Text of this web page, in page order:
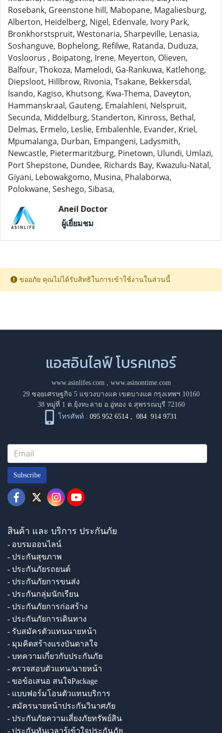
Rosebank, Greenstone hill, Mabopane, Magaliesburg,
Alberton, Heidelberg, Nigel, Edenvale, Ivory Park,
Bronkhorstspruit, Westonaria, Sharpeville, Lenasia,
Soshanguve, Bophelong, Refilwe, Ratanda, Duduza,
Vosloorus , Boipatong, Irene, Meyerton, Olieven,
Balfour, Thokoza, Mamelodi, Ga-Rankuwa, Katlehong,
Diepsloot, Hillbrow, Rivonia, Tsakane, Bekkersdal,
Isando, Kagiso, Khutsong, Kwa-Thema, Daveyton,
Hammanskraal, Gauteng, Emalahleni, Nelspruit,
Secunda, Middelburg, Standerton, Kinross, Bethal,
Delmas, Ermelo, Leslie, Embalenhle, Evander, Kriel,
Mpumalanga, Durban, Empangeni, Ladysmith,
Newcastle, Pietermaritzburg, Pinetown, Ulundi, Umlazi,
Port Shepstone, Dundee, Richards Bay, Kwazulu-Natal,
Giyani, Lebowakgomo, Musina, Phalaborwa,
Polokwane, Seshego, Sibasa,
Aneil Doctor
ผู้เยี่ยมชม
ขออภัย คุณไม่ได้รับสิทธิในการเข้าใช้งานในส่วนนี้
แอสอินไลฟ์ โบรคเกอร์
www.asinlifes.com, www.asinontime.com
29 ซอยเศรษฐกิจ 5 แขวงบางแค เขตบางแค กรุงเทพฯ 10160
38 หมู่ที่ 1 ต.ยุ้งทะลาย อ.อู่ทอง จ.สุพรรณบุรี 72160
โทรศัพท์ : 095 952 6514 ,084 914 9731
Subscribe
สินค้า และ บริการ ประกันภัย
- อบรมออนไลน์
- ประกันสุขภาพ
- ประกันภัยรถยนต์
- ประกันภัยการขนส่ง
- ประกันกลุ่มนักเรียน
- ประกันภัยการก่อสร้าง
- ประกันภัยการเดินทาง
- รับสมัครตัวแทนนายหน้า
- มุมคิดสร้างแรงบันดาลใจ
- บทความเกี่ยวกับประกันภัย
- ตรวจสอบตัวแทน/นายหน้า
- ขอข้อเสนอ สนใจPackage
- แบบฟอร์มโอนตัวแทนบริการ
- สมัครนายหน้าประกันวินาศภัย
- ประกันภัยความเสี่ยงภัยทรัพย์สิน
- ประกันทันเวลารู้เข้าใจประกันภัย